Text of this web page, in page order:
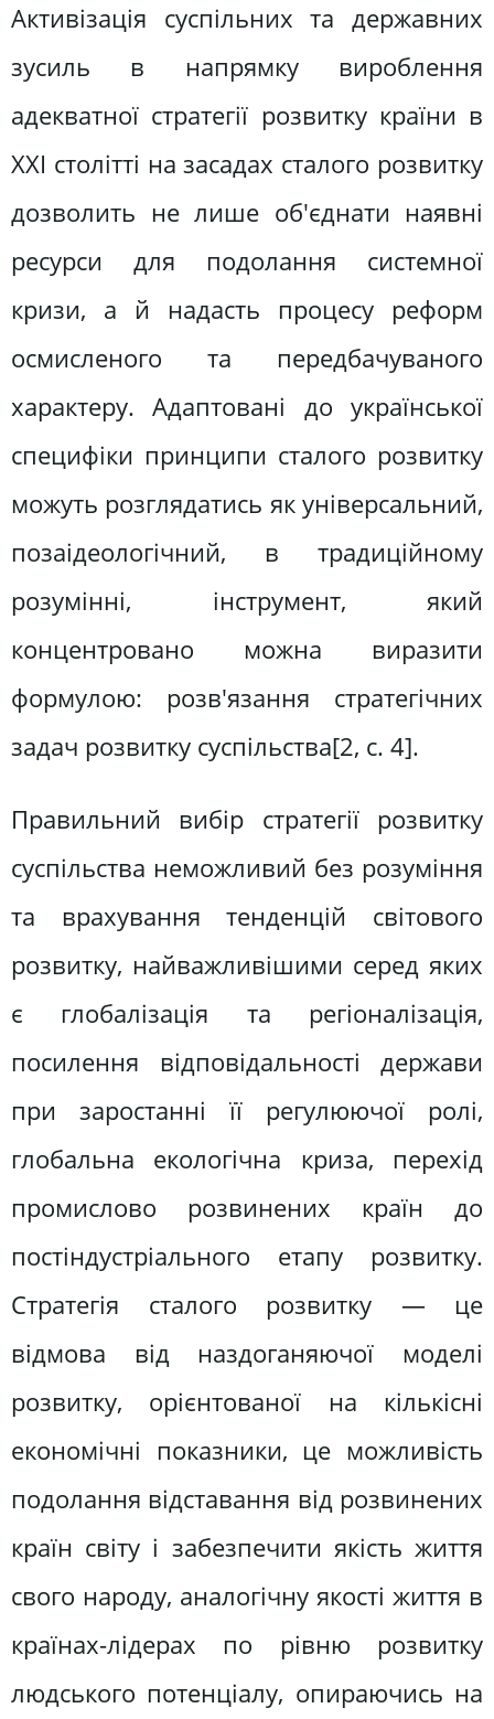
Активізація суспільних та державних
зусиль в напрямку вироблення
адекватної стратегії розвитку країни в
ХХІ столітті на засадах сталого розвитку
дозволить не лише об'єднати наявні
ресурси для подолання системної
кризи, а й надасть процесу реформ
осмисленого та передбачуваного
характеру. Адаптовані до української
специфіки принципи сталого розвитку
можуть розглядатись як універсальний,
позаідеологічний, в традиційному
розумінні, інструмент, який
концентровано можна виразити
формулою: розв'язання стратегічних
задач розвитку суспільства[2, c. 4].
Правильний вибір стратегії розвитку
суспільства неможливий без розуміння
та врахування тенденцій світового
розвитку, найважливішими серед яких
є глобалізація та регіоналізація,
посилення відповідальності держави
при заростанні її регулюючої ролі,
глобальна екологічна криза, перехід
промислово розвинених країн до
постіндустріального етапу розвитку.
Стратегія сталого розвитку — це
відмова від наздоганяючої моделі
розвитку, орієнтованої на кількісні
економічні показники, це можливість
подолання відставання від розвинених
країн світу і забезпечити якість життя
свого народу, аналогічну якості життя в
країнах-лідерах по рівню розвитку
людського потенціалу, опираючись на